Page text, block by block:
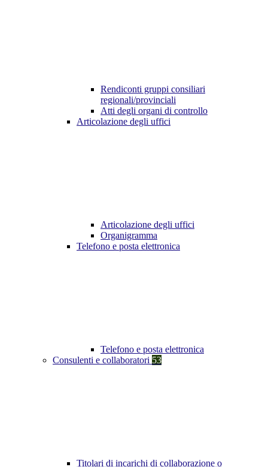
Rendiconti gruppi consiliari
regionali/provinciali
Atti degli organi di controllo
Articolazione degli uffici
Articolazione degli uffici
Organigramma
Telefono e posta elettronica
Telefono e posta elettronica
Consulenti e collaboratori 53
Titolari di incarichi di collaborazione o